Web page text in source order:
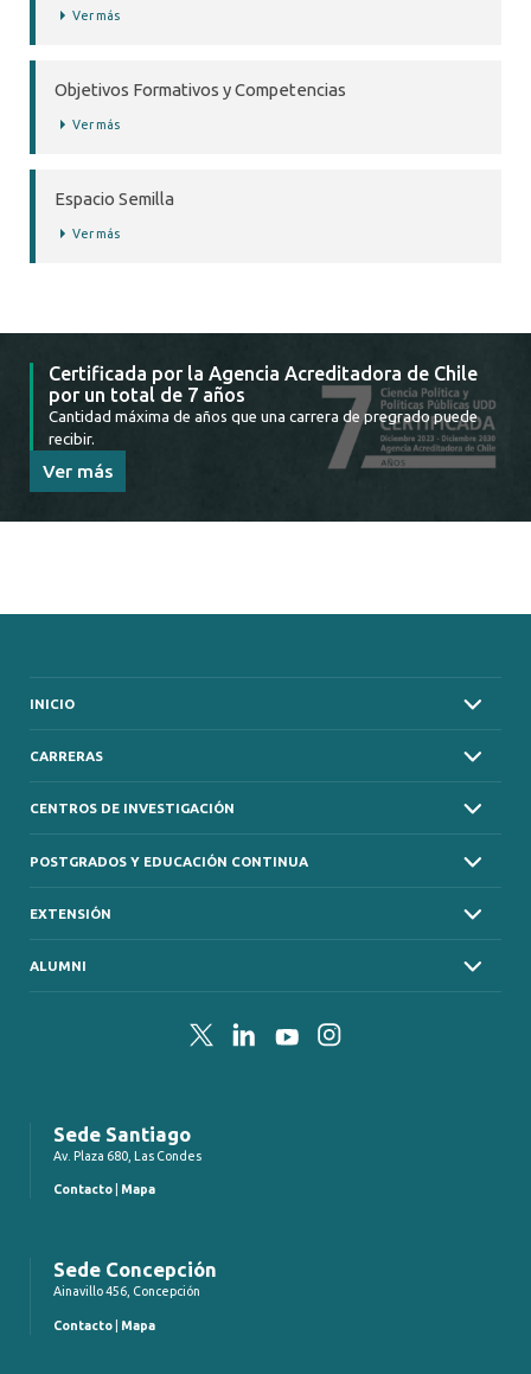
Ver más
Objetivos Formativos y Competencias
Ver más
Espacio Semilla
Ver más
Certificada por la Agencia Acreditadora de Chile
por un total de 7 años
Cantidad máxima de años que una carrera de pregrado puede
recibir.
Ver más
INICIO
CARRERAS
CENTROS DE INVESTIGACIÓN
POSTGRADOS Y EDUCACIÓN CONTINUA
EXTENSIÓN
ALUMNI
TwitterLinkedInYouTubeInstagram
Sede Santiago
Av. Plaza 680, Las Condes
Contacto Mapa
Sede Concepción
Ainavillo 456, Concepción
Contacto Mapa